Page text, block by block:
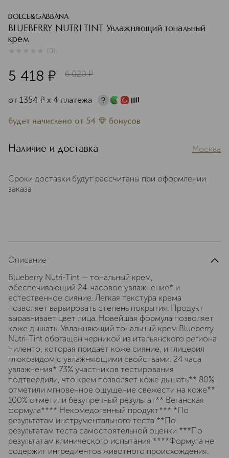
DOLCE&GABBANA
BLUEBERRY NUTRI TINT Увлажняющий тональный
крем
(0)
5 418 ¤ 6 020 ¤
от 1354 ¤ х 4 платежа
будет начислено от 54 бонусов
Наличие и доставка Москва
Сроки доставки будут рассчитаны при оформлении
заказа
Описание
Blueberry Nutri-Tint — тональный крем,
обеспечивающий 24-часовое увлажнение* и
естественное сияние. Легкая текстура крема
позволяет варьировать степень покрытия. Продукт
выравнивает цвет лица. Новейшая формула позволяет
коже дышать. Увлажняющий тональный крем Blueberry
Nutri-Tint обогащён черникой из итальянского региона
Чиленто, которая придаёт коже сияние, и глицерил
глюкозидом с увлажняющими свойствами. 24 часа
увлажнения* 73% участников тестирования
подтвердили, что крем позволяет коже дышать** 80%
отметили мгновенное ощущение свежести на коже**
100% отметили безупречный результат** Веганская
формула**** Некомедогенный продукт*** *По
результатам инструментального теста **По
результатам теста самостоятельной оценки ***По
результатам клинического испытания ****Формула не
содержит ингредиентов животного происхождения.